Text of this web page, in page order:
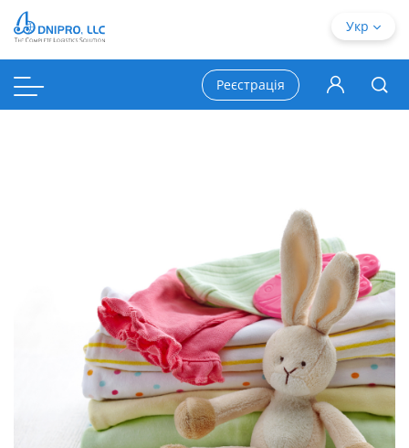
Укр
Реєстрація